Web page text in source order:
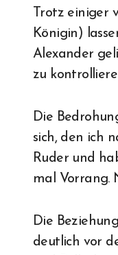
Trotz einiger
Königin)
Alexander
zu
Die
sich, den ich
Ruder und
mal Vorrang.
Die
deutlich vor